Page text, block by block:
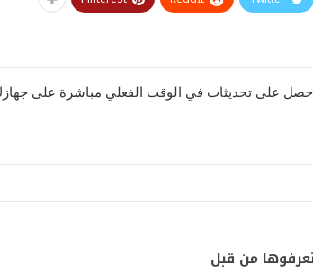
احصل على تحديثات في الوقت الفعلي مباشرة على